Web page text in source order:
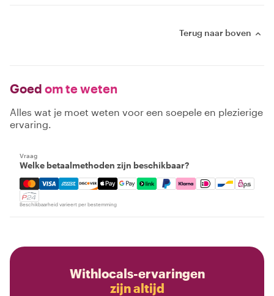
Terug naar boven
Goed om te weten
Alles wat je moet weten voor een soepele en plezierige
ervaring.
Vraag
Welke betaalmethoden zijn beschikbaar?
Mastercard, Visa, Amex, Discover, Apple Pay, Google
Beschikbaarheid varieert per bestemming
Withlocals-ervaringen
zijn altijd